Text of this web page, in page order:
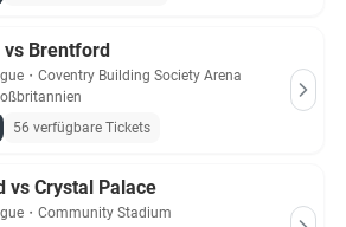
vs Brentford
・ Coventry Building Society Arena
56 verfügbare Tickets
vs Crystal Palace
・ Community Stadium